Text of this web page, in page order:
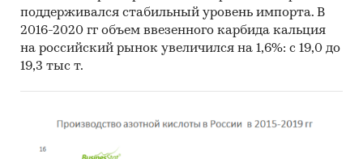
поддерживался стабильный уровень импорта. В
2016-2020 гг объем ввезенного карбида кальция
на российский рынок увеличился на 1,6%: с 19,0 до
19,3 тыс т.